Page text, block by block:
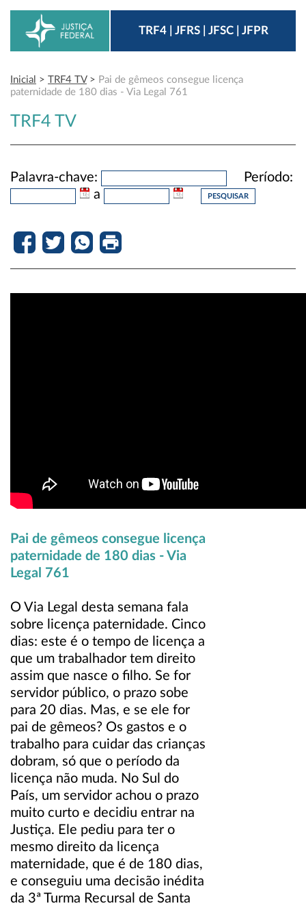
TRF4 | JFRS | JFSC | JFPR
Inicial > TRF4 TV> Pai de gêmeos consegue licença
paternidade de 180 dias - Via Legal 761
TRF4 TV
Palavra-chave:
Período:
a
Pai de gêmeos consegue licença
paternidade de 180 dias - Via
Legal 761
O Via Legal desta semana fala
sobre licença paternidade. Cinco
dias: este é o tempo de licença a
que um trabalhador tem direito
assim que nasce o filho. Se for
servidor público, o prazo sobe
para 20 dias. Mas, e se ele for
pai de gêmeos? Os gastos e o
trabalho para cuidar das crianças
dobram, só que o período da
licença não muda. No Sul do
País, um servidor achou o prazo
muito curto e decidiu entrar na
Justiça. Ele pediu para ter o
mesmo direito da licença
maternidade, que é de 180 dias,
e conseguiu uma decisão inédita
da 3ª Turma Recursal de Santa